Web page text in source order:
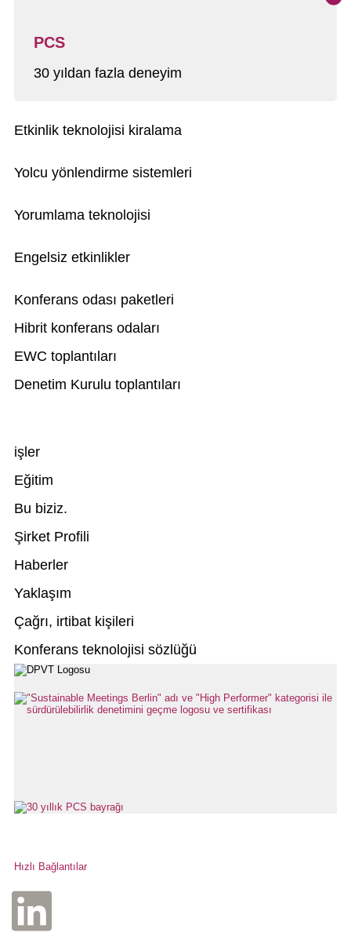
PCS
30 yıldan fazla deneyim
Etkinlik teknolojisi kiralama
Yolcu yönlendirme sistemleri
Yorumlama teknolojisi
Engelsiz etkinlikler
Konferans odası paketleri
Hibrit konferans odaları
EWC toplantıları
Denetim Kurulu toplantıları
işler
Eğitim
Bu biziz.
Şirket Profili
Haberler
Yaklaşım
Çağrı, irtibat kişileri
Konferans teknolojisi sözlüğü
Hızlı Bağlantılar